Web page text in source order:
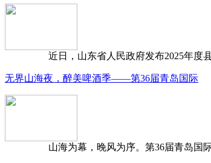
近日，山东省人民政府发布2025年度
无界山海夜，醉美啤酒季——第36届青岛国际
山海为幕，晚风为序。第36届青岛国际